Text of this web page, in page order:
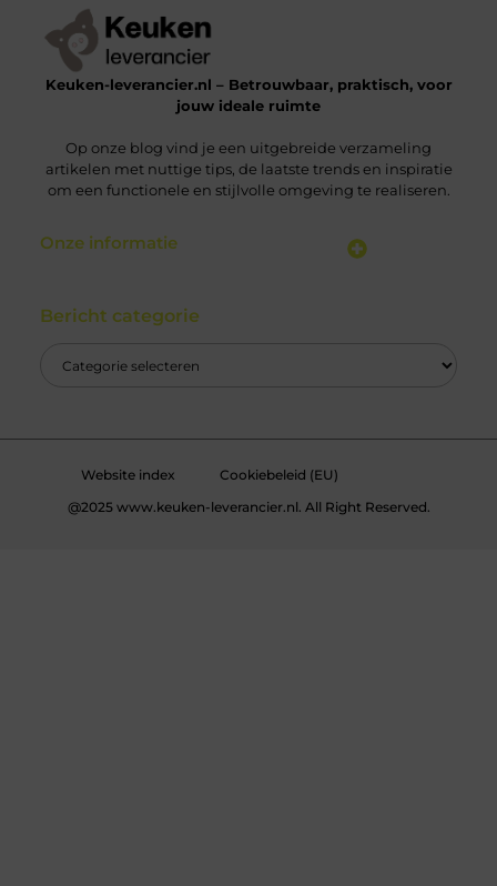
Keuken-leverancier.nl – Betrouwbaar, praktisch, voor
jouw ideale ruimte
Op onze blog vind je een uitgebreide verzameling
artikelen met nuttige tips, de laatste trends en inspiratie
om een functionele en stijlvolle omgeving te realiseren.
Onze informatie
Bericht categorie
Website index
Cookiebeleid (EU)
@2025 www.keuken-leverancier.nl. All Right Reserved.